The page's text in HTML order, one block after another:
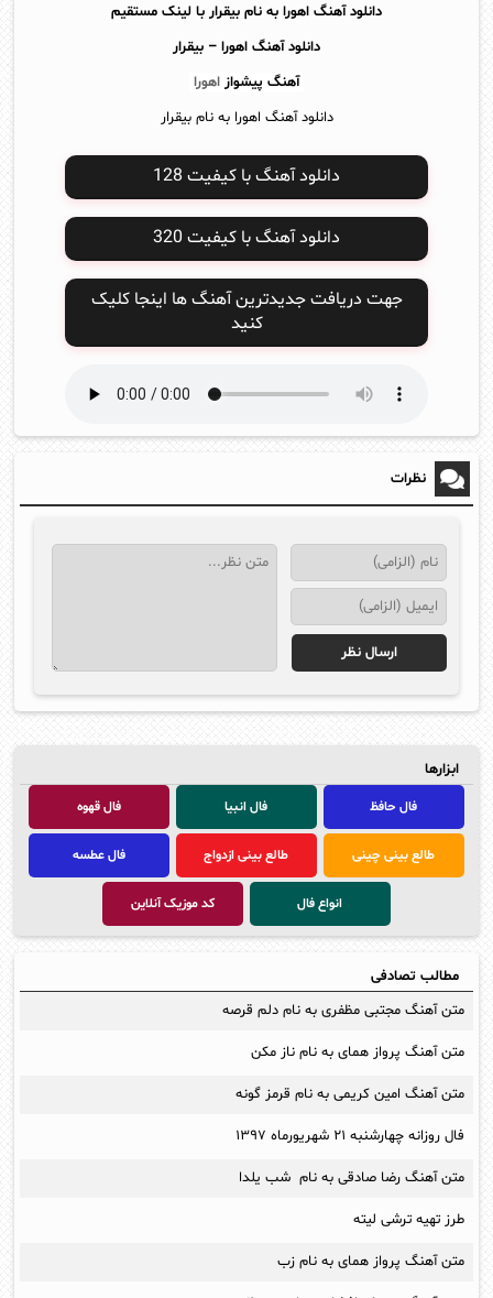
دانلود آهنگ اهورا به نام بیقرار با لینک مستقیم
دانلود آهنگ اهورا – بیقرار
آهنگ پیشواز اهورا
دانلود آهنگ اهورا به نام بیقرار
دانلود آهنگ با کیفیت 128
دانلود آهنگ با کیفیت 320
جهت دریافت جدیدترین آهنگ ها اینجا کلیک
کنید
نظرات
ابزارها
فال حافظ فال انبیا فال قهوه
طالع بینی چینی طالع بینی ازدواج فال عطسه
انواع فال کد موزیک آنلاین
مطالب تصادفی
متن آهنگ مجتبی مظفری به نام دلم قرصه
متن آهنگ پرواز همای به نام ناز مکن
متن آهنگ امین کریمی به نام قرمز گونه
فال روزانه چهارشنبه ۲۱ شهریورماه ۱۳۹۷
متن آهنگ رضا صادقی به نام شب یلدا
طرز تهیه ترشی لیته
متن آهنگ پرواز همای به نام زب